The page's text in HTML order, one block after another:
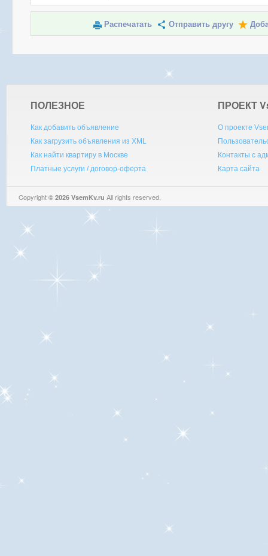
Распечатать Отправить другу
ПОЛЕЗНОЕ
Как добавить объявление
Как загрузить объявления из XML
Как найти квартиру в Москве
Платные услуги / договор-оферта
ПРОЕКТ V
О проекте
Контакты с
Карта сайта
Copyright © 2026 VsemKv.ru All rights reserved.